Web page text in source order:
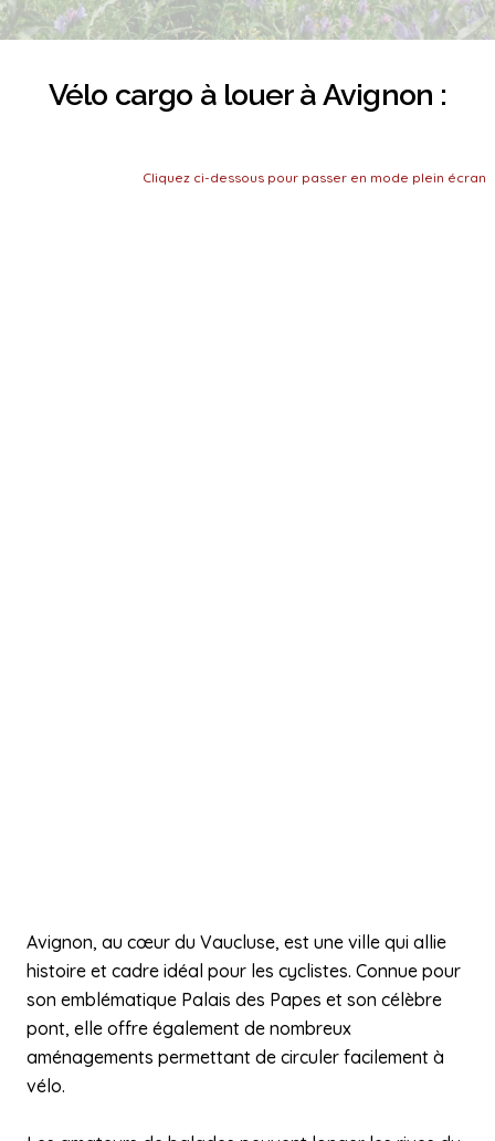
Vélo cargo à louer à Avignon :
Cliquez ci-dessous pour passer en mode plein écran
Avignon, au cœur du Vaucluse, est une ville qui allie
histoire et cadre idéal pour les cyclistes. Connue pour
son emblématique Palais des Papes et son célèbre
pont, elle offre également de nombreux
aménagements permettant de circuler facilement à
vélo.